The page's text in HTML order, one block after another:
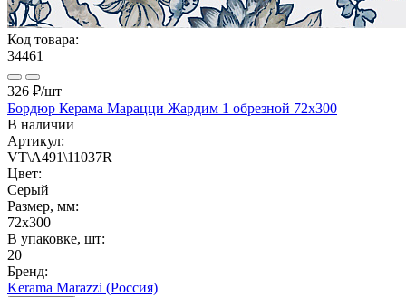
Код товара:
34461
326 ₽/шт
Бордюр Керама Марацци Жардим 1 обрезной 72x300
В наличии
Артикул:
VT\A491\11037R
Цвет:
Серый
Размер, мм:
72x300
В упаковке, шт:
20
Бренд:
Kerama Marazzi (Россия)